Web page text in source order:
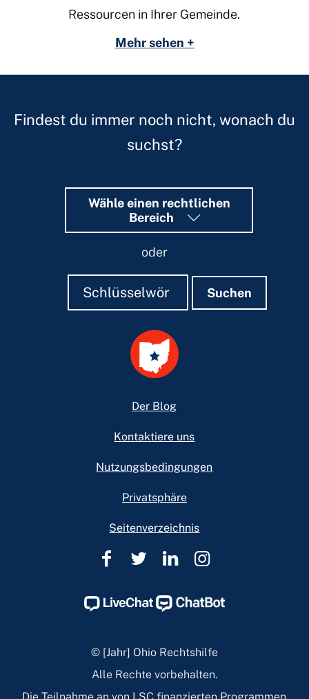
Ressourcen in Ihrer Gemeinde.
Mehr sehen +
Findest du immer noch nicht, wonach du
suchst?
Wähle einen rechtlichen
Bereich
oder
Suchen
Suchen Suchen
Der Blog
Kontaktiere uns
Nutzungsbedingungen
Privatsphäre
Seitenverzeichnis
Rechtshilfe
Ohio
Page
Rechtshilfe
Ohio
Page
Rechtshilfe
Ohio
Page
Rechtshilfe
Ohio
Page
© [Jahr] Ohio Rechtshilfe
Alle Rechte vorbehalten.